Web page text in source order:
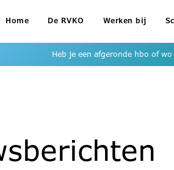
Home De RVKO Werken bij
Heb je een afgeronde hbo of